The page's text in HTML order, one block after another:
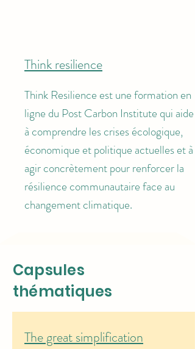
Think resilience
Think Resilience est une formation en
ligne du Post Carbon Institute qui aide
à comprendre les crises écologique,
économique et politique actuelles et à
agir concrètement pour renforcer la
résilience communautaire face au
changement climatique.
Capsules
thématiques
The great simplification